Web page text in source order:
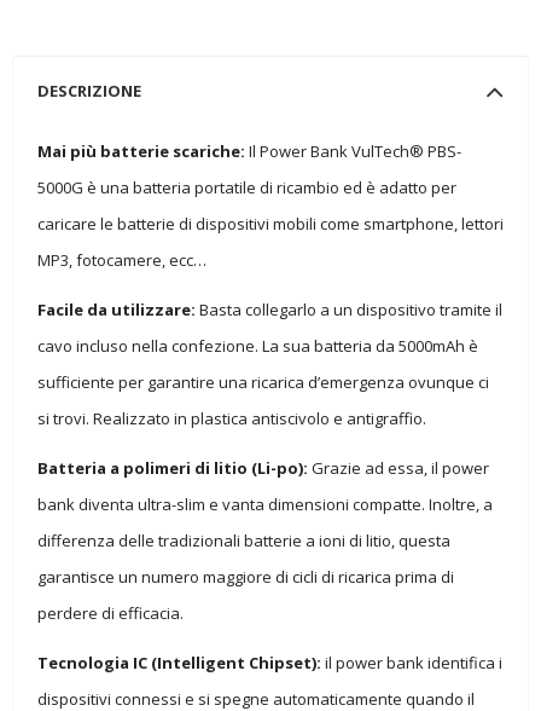
DESCRIZIONE
Mai più batterie scariche: Il Power Bank VulTech® PBS-
5000G è una batteria portatile di ricambio ed è adatto per
caricare le batterie di dispositivi mobili come smartphone, lettori
MP3, fotocamere, ecc…
Facile da utilizzare: Basta collegarlo a un dispositivo tramite il
cavo incluso nella confezione. La sua batteria da 5000mAh è
sufficiente per garantire una ricarica d’emergenza ovunque ci
si trovi. Realizzato in plastica antiscivolo e antigraffio.
Batteria a polimeri di litio (Li-po): Grazie ad essa, il power
bank diventa ultra-slim e vanta dimensioni compatte. Inoltre, a
differenza delle tradizionali batterie a ioni di litio, questa
garantisce un numero maggiore di cicli di ricarica prima di
perdere di efficacia.
Tecnologia IC (Intelligent Chipset): il power bank identifica i
dispositivi connessi e si spegne automaticamente quando il